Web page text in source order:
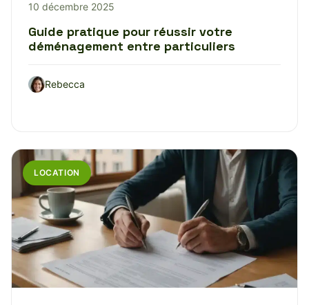
10 décembre 2025
Guide pratique pour réussir votre
déménagement entre particuliers
Rebecca
LOCATION